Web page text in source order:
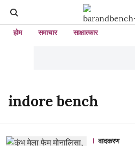
होम समाचार साक्षात्कार
indore bench
वादकरण